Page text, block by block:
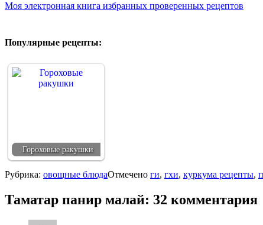
Моя электронная книга избранных проверенных рецептов
Популярные рецепты:
Гороховые ракушки
Рубрика: овощные блюдаОтмечено ги, гхи, куркума рецепты,
Таматар панир малай: 32 комментария